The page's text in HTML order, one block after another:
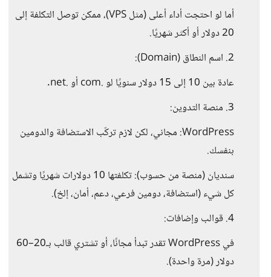
أما لو احتجت أداء أعلى (مثل VPS)، ممكن توصل التكلفة إلى
20 دولار أو أكثر شهريًا.
2. اسم النطاق (Domain):
عادة بين 10 إلى 15 دولار سنويًا لو .com أو .net.
3. منصة التدوين:
WordPress: مجاني، لكن لازم تركّب الاستضافة والدومين
بنفسك.
سنديان (منصة من حسوب): تكلفتها 10 دولارات شهريًا وتشمل
كل شيء (استضافة، دومين فرعي، دعم، أمان، إلخ).
4. قوالب وإضافات:
في WordPress تقدر تبدأ مجانًا، أو تشتري قالب بـ20–60
دولار (مرة واحدة).